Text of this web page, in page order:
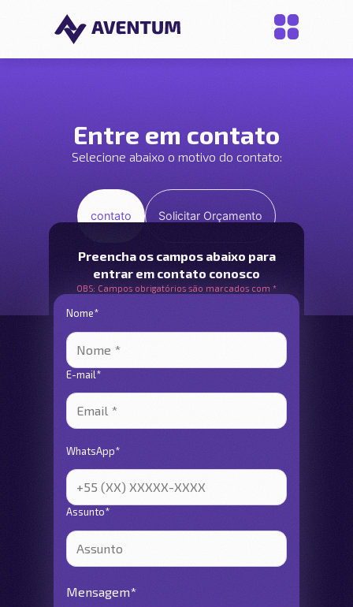
Entre em contato
Selecione abaixo o motivo do contato:
contato Solicitar Orçamento
Preencha os campos abaixo para
entrar em contato conosco
OBS: Campos obrigatórios são marcados com *
Nome*
E-mail*
WhatsApp*
Assunto*
Mensagem*